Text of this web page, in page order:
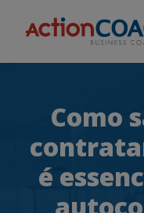
Como
é